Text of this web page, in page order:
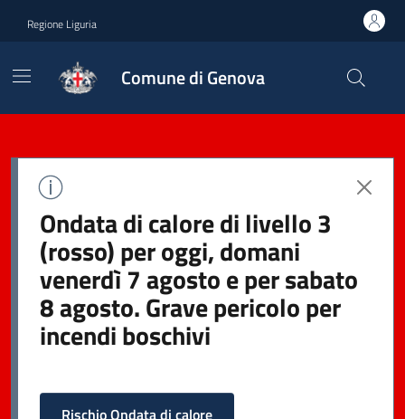
Regione Liguria
Comune di Genova
Ondata di calore di livello 3
(rosso) per oggi, domani
venerdì 7 agosto e per sabato
8 agosto. Grave pericolo per
incendi boschivi
Rischio Ondata di calore